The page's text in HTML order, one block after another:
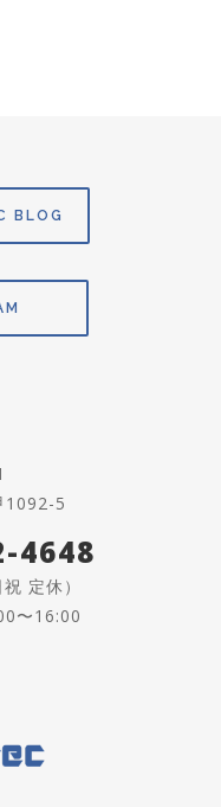
BLOG
1092-5
4648
定休）
〜16:00